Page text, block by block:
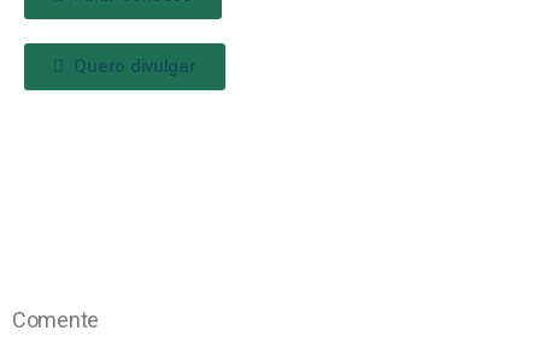
Quero divulgar
Comente